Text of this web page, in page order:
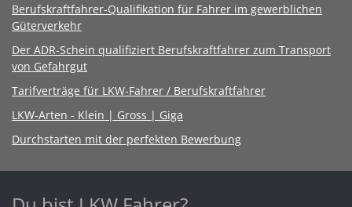
Berufskraftfahrer-Qualifikation für Fahrer im gewerblichen
Güterverkehr
Der ADR-Schein qualifiziert Berufskraftfahrer zum Transport
von Gefahrgut
Tarifverträge für LKW-Fahrer / Berufskraftfahrer
LKW-Arten - Klein | Gross | Giga
Durchstarten mit der perfekten Bewerbung